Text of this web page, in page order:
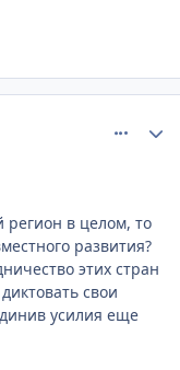
регион в целом, то
развития?
этих стран
свои
усилия еще